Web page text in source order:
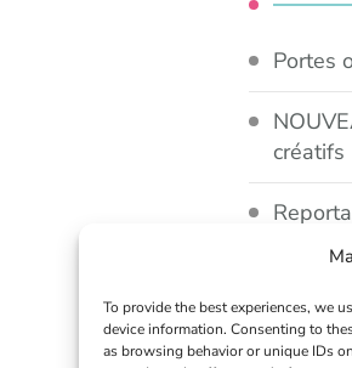
To provide the best experiences, we
device information. Consenting to
as browsing behavior or unique IDs
Portes
créatifs